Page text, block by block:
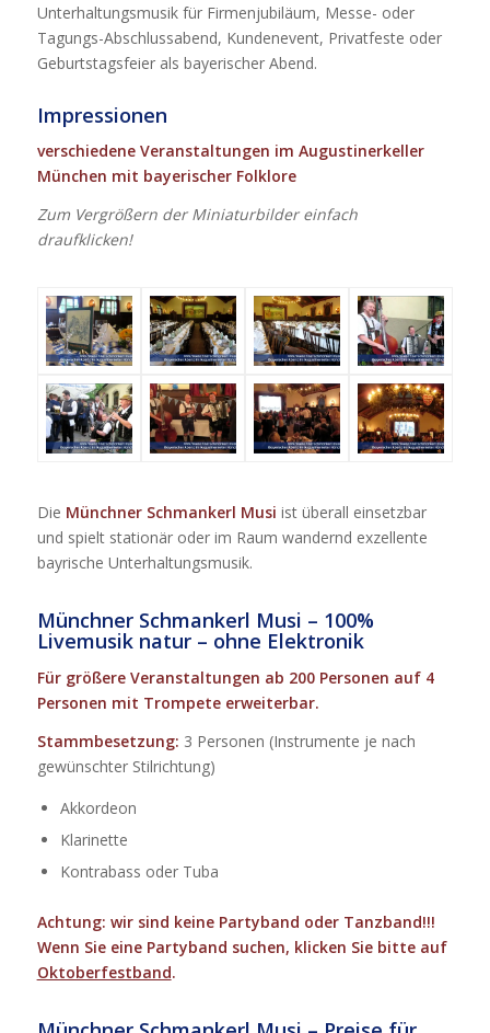
Unterhaltungsmusik für Firmenjubiläum, Messe- oder
Tagungs-Abschlussabend, Kundenevent, Privatfeste oder
Geburtstagsfeier als bayerischer Abend.
Impressionen
verschiedene Veranstaltungen im Augustinerkeller
München mit bayerischer Folklore
Zum Vergrößern der Miniaturbilder einfach
draufklicken!
Die Münchner Schmankerl Musi ist überall einsetzbar
und spielt stationär oder im Raum wandernd exzellente
bayrische Unterhaltungsmusik.
Münchner Schmankerl Musi – 100%
Livemusik natur – ohne Elektronik
Für größere Veranstaltungen ab 200 Personen auf 4
Personen mit Trompete erweiterbar.
Stammbesetzung: 3 Personen (Instrumente je nach
gewünschter Stilrichtung)
Akkordeon
Klarinette
Kontrabass oder Tuba
Achtung: wir sind keine Partyband oder Tanzband!!!
Wenn Sie eine Partyband suchen, klicken Sie bitte auf
Oktoberfestband.